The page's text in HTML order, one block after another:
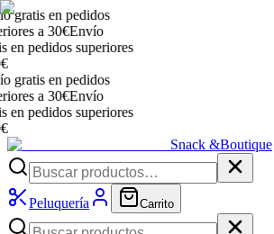
en pedidos
a 30€Envío
pedidos superiores
en pedidos
a 30€Envío
pedidos superiores
Snack &Boutique
Peluquería Carrito